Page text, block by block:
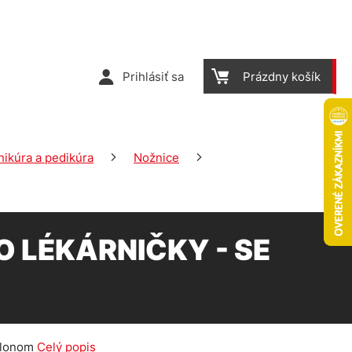
Prihlásiť sa Prázdny košík
a pedikúra
Nožnice
LÉKÁRNIČKY - SE
Celý popis